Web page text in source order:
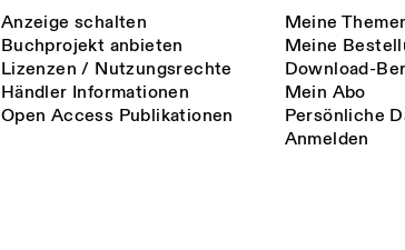
Anzeige schalten
Buchprojekt anbieten
Lizenzen / Nutzungsrechte
Händler Informationen
Open Access Publikationen
Meine
Meine
Download-
Mein Abo
Persönliche
Anmelden